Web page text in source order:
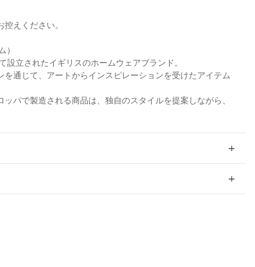
えください。
）
設立されたイギリスのホームウェアブランド。
通じて、アートからインスピレーションを受けたアイテム
パで製造される商品は、独自のスタイルを提案しながら、